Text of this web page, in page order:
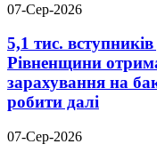
07-Сер-2026
5,1 тис.
Рівненщини
зарахування на
робити далі
07-Сер-2026